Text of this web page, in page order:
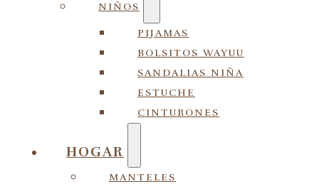
NIÑOS
PIJAMAS
BOLSITOS WAYUU
SANDALIAS NIÑA
ESTUCHE
CINTURONES
HOGAR
MANTELES